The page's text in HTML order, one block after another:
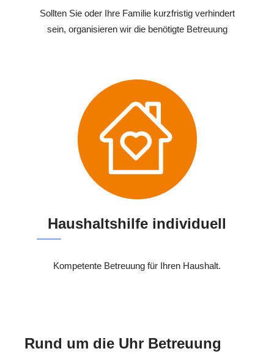
Sollten Sie oder Ihre Familie kurzfristig verhindert
sein, organisieren wir die benötigte Betreuung
Haushaltshilfe individuell
Kompetente Betreuung für Ihren Haushalt.
Rund um die Uhr Betreuung